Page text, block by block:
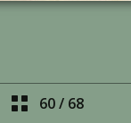
60/ 68